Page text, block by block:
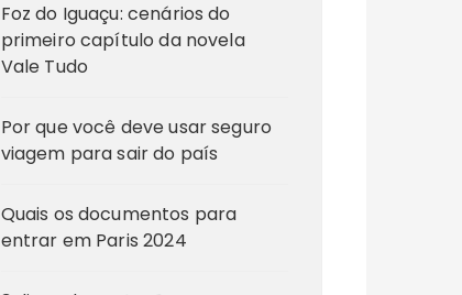
Foz do Iguaçu: cenários do
primeiro capítulo da novela
Vale Tudo
Por que você deve usar seguro
viagem para sair do país
Quais os documentos para
entrar em Paris 2024